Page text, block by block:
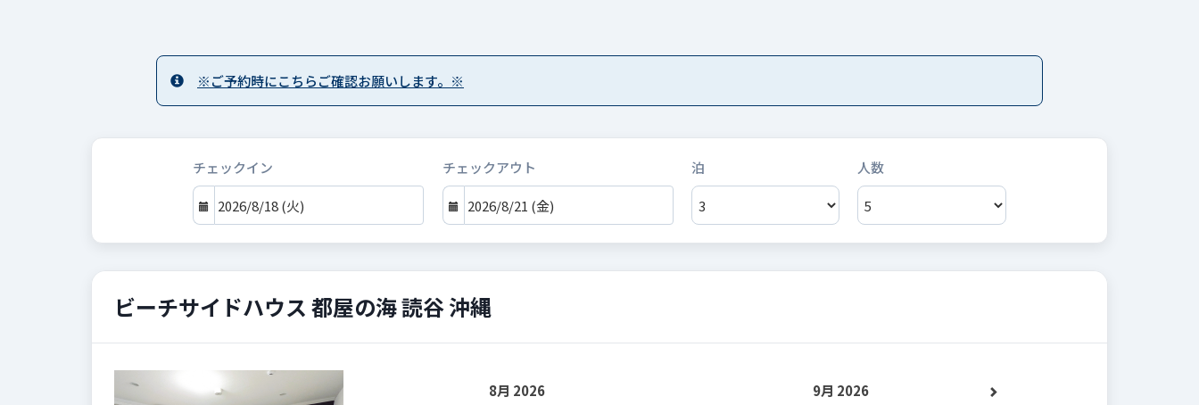
※ご予約時にこちらご確認お願いします。※
チェックイン チェックアウト 泊
ビーチサイドハウス 都屋の海 読谷 沖縄
Previous Next 8月 2026 9月 2026